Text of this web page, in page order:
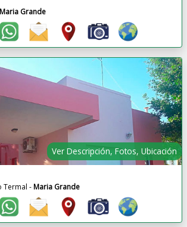
Maria Grande
Ver Descripción, Fotos, Ubicación
Termal -Maria Grande